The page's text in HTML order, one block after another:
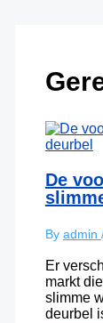
De
By admin
Er
markt
slimme
deurbel